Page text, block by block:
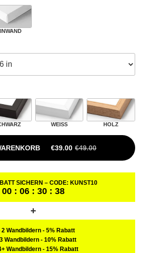
WEISS HOLZ
€39.00 €49.00
URSPRÜNGLICHER PREIS
AKTUELLER PREIS IST:
SICHERN – CODE: KUNST10
00 : 06 : 30 : 37
2 Wandbildern- 5% Rabatt
Wandbildern - 10% Rabatt
Wandbildern- 15% Rabatt